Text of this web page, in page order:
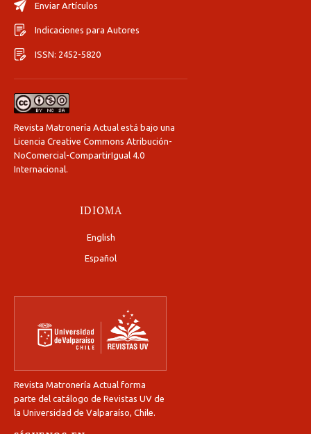
Enviar Artículos
Indicaciones para Autores
ISSN: 2452-5820
Revista Matronería Actual está bajo una
Licencia Creative Commons Atribución-
NoComercial-CompartirIgual 4.0
Internacional
IDIOMA
English
Español
Revista Matronería Actual forma
parte del catálogo de Revistas UV de
la Universidad de Valparaíso, Chile.